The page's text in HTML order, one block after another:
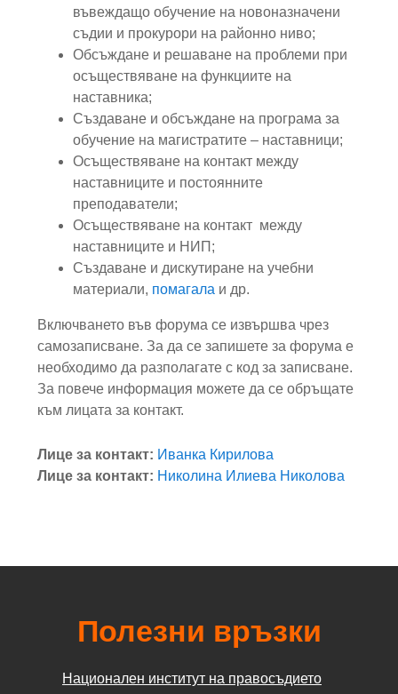
въвеждащо обучение на новоназначени
съдии и прокурори на районно ниво;
Обсъждане и решаване на проблеми при
осъществяване на функциите на
наставника;
Създаване и обсъждане на програма за
обучение на магистратите – наставници;
Осъществяване на контакт между
наставниците и постоянните
преподаватели;
Осъществяване на контакт между
наставниците и НИП;
Създаване и дискутиране на учебни
материали, помагала и др.
Включването във форума се извършва чрез
самозаписване. За да се запишете за форума е
необходимо да разполагате с код за записване.
За повече информация можете да се обръщате
към лицата за контакт.
Лице за контакт: Иванка Кирилова
Лице за контакт: Николина Илиева Николова
Полезни връзки
Национален институт на правосъдието